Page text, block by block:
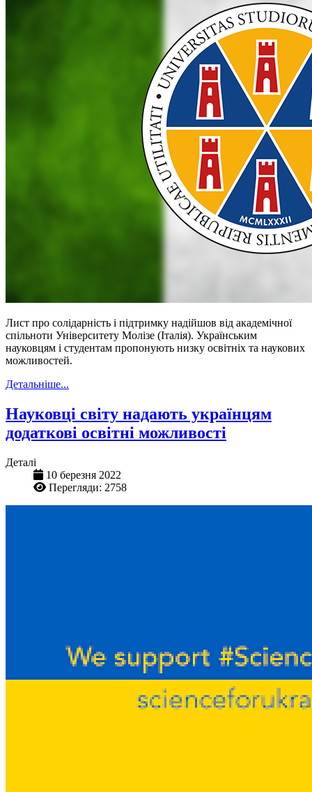
Лист про солідарність і підтримку надійшов від академічної
спільноти Університету Молізе (Італія). Українським
науковцям і студентам пропонують низку освітніх та наукових
можливостей.
Детальніше...
Науковці світу надають українцям
додаткові освітні можливості
Деталі
10 березня 2022
Перегляди: 2758